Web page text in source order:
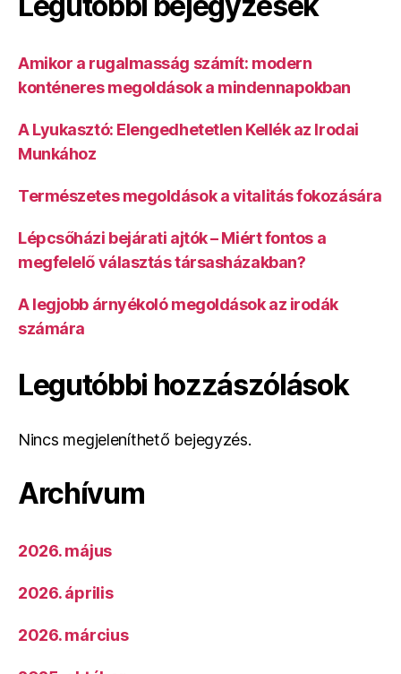
Amikor a rugalmasság számít: modern
konténeres megoldások a mindennapokban
A Lyukasztó: Elengedhetetlen Kellék az Irodai
Munkához
Természetes megoldások a vitalitás fokozására
Lépcsőházi bejárati ajtók – Miért fontos a
megfelelő választás társasházakban?
A legjobb árnyékoló megoldások az irodák
számára
Legutóbbi hozzászólások
Nincs megjeleníthető bejegyzés.
Archívum
2026. május
2026. április
2026. március